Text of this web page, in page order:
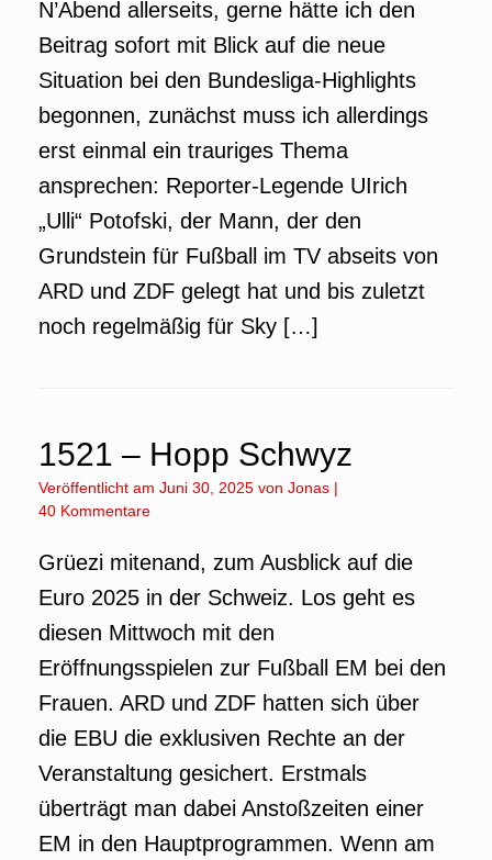
N’Abend allerseits, gerne hätte ich den
Beitrag sofort mit Blick auf die neue
Situation bei den Bundesliga-Highlights
begonnen, zunächst muss ich allerdings
erst einmal ein trauriges Thema
ansprechen: Reporter-Legende UIrich
„Ulli“ Potofski, der Mann, der den
Grundstein für Fußball im TV abseits von
ARD und ZDF gelegt hat und bis zuletzt
noch regelmäßig für Sky […]
1521 – Hopp Schwyz
Veröffentlicht am Juni 30, 2025 von Jonas |
40 Kommentare
Grüezi mitenand, zum Ausblick auf die
Euro 2025 in der Schweiz. Los geht es
diesen Mittwoch mit den
Eröffnungsspielen zur Fußball EM bei den
Frauen. ARD und ZDF hatten sich über
die EBU die exklusiven Rechte an der
Veranstaltung gesichert. Erstmals
überträgt man dabei Anstoßzeiten einer
EM in den Hauptprogrammen. Wenn am